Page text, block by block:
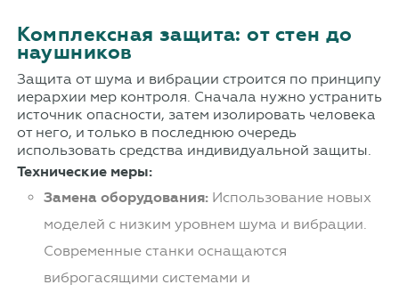
Комплексная защита: от стен до
наушников
Защита от шума и вибрации строится по принципу
иерархии мер контроля. Сначала нужно устранить
источник опасности, затем изолировать человека
от него, и только в последнюю очередь
использовать средства индивидуальной защиты.
Технические меры:
Замена оборудования:Использование новых
моделей с низким уровнем шума и вибрации.
Современные станки оснащаются
виброгасящими системами и